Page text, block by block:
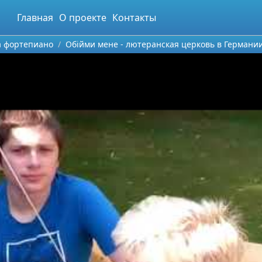
Главная О проекте Контакты
фортепиано Обiйми мене - лютеранская церковь в